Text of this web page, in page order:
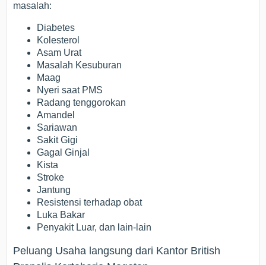
masalah:
Diabetes
Kolesterol
Asam Urat
Masalah Kesuburan
Maag
Nyeri saat PMS
Radang tenggorokan
Amandel
Sariawan
Sakit Gigi
Gagal Ginjal
Kista
Stroke
Jantung
Resistensi terhadap obat
Luka Bakar
Penyakit Luar, dan lain-lain
Peluang Usaha langsung dari Kantor British